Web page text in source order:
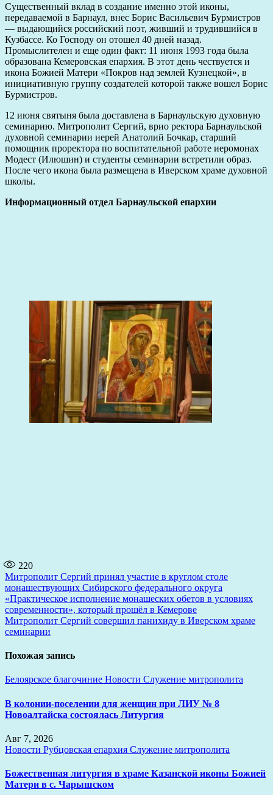
Существенный вклад в создание именно этой иконы,
передаваемой в Барнаул, внес Борис Васильевич Бурмистров
— выдающийся российский поэт, живший и трудившийся в
Кузбассе. Ко Господу он отошел 40 дней назад.
Промыслителен и еще один факт: 11 июня 1993 года была
образована Кемеровская епархия. В этот день чествуется и
икона Божией Матери «Покров над землей Кузнецкой», в
инициативную группу создателей которой также вошел Борис
Бурмистров.
12 июня святыня была доставлена в Барнаульскую духовную
семинарию. Митрополит Сергий, врио ректора Барнаульской
духовной семинарии иерей Анатолий Бочкар, старший
помощник проректора по воспитательной работе иеромонах
Модест (Илюшин) и студенты семинарии встретили образ.
После чего икона была размещена в Иверском храме духовной
школы.
Информационный отдел Барнаульской епархии
220
Навигация
по
записям
Митрополит Сергий принял участие в круглом столе
монашествующих Сибирского федерального округа
«Практическое исполнение монашеских обетов в условиях
современности», который прошёл в Кемерове
Митрополит Сергий совершил панихиду в Иверском храме
семинарии
Похожая запись
Белоярское благочиние Новости Служение митрополита
В колонии-поселении для женщин при ЛИУ № 8
Новоалтайска состоялась Литургия
Авг 7, 2026
Новости Рубцовская епархия Служение митрополита
Божественная литургия в храме Казанской иконы Божией
Матери в с. Чарышском